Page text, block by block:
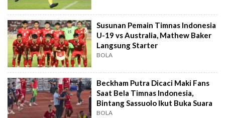
Susunan Pemain Timnas Indonesia
U-19 vs Australia, Mathew Baker
Langsung Starter
BOLA
Beckham Putra Dicaci Maki Fans
Saat Bela Timnas Indonesia,
Bintang Sassuolo Ikut Buka Suara
BOLA